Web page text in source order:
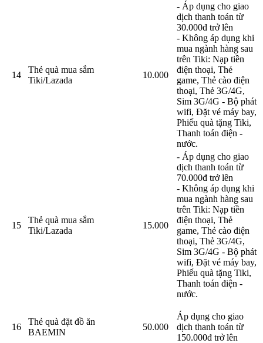
14
Thẻ quà mua sắm
Tiki/Lazada
10.000
- Áp dụng cho giao
dịch thanh toán từ
30.000đ trở lên
- Không áp dụng khi
mua ngành hàng sau
trên Tiki: Nạp tiền
điện thoại, Thẻ
game, Thẻ cào điện
thoại, Thẻ 3G/4G,
Sim 3G/4G - Bộ phát
wifi, Đặt vé máy bay,
Phiếu quà tặng Tiki,
Thanh toán điện -
nước.
15
Thẻ quà mua sắm
Tiki/Lazada
15.000
- Áp dụng cho giao
dịch thanh toán từ
70.000đ trở lên
- Không áp dụng khi
mua ngành hàng sau
trên Tiki: Nạp tiền
điện thoại, Thẻ
game, Thẻ cào điện
thoại, Thẻ 3G/4G,
Sim 3G/4G - Bộ phát
wifi, Đặt vé máy bay,
Phiếu quà tặng Tiki,
Thanh toán điện -
nước.
16
Thẻ quà đặt đồ ăn
BAEMIN
50.000
Áp dụng cho giao
dịch thanh toán từ
150.000đ trở lên